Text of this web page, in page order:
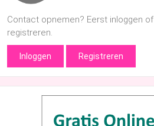
Contact opnemen? Eerst inloggen of
registreren.
Inloggen Registreren